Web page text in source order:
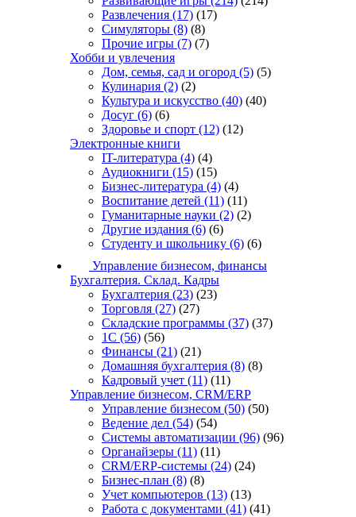
Развлечения (17) (17)
Симуляторы (8) (8)
Прочие игры (7) (7)
Хобби и увлечения
Дом, семья, сад и огород (5) (5)
Кулинария (2) (2)
Культура и искусство (40) (40)
Досуг (6) (6)
Здоровье и спорт (12) (12)
Электронные книги
IT-литература (4) (4)
Аудиокниги (15) (15)
Бизнес-литература (4) (4)
Воспитание детей (11) (11)
Гуманитарные науки (2) (2)
Другие издания (6) (6)
Студенту и школьнику (6) (6)
Управление бизнесом, финансы
Бухгалтерия. Склад. Кадры
Бухгалтерия (23) (23)
Торговля (27) (27)
Складские программы (37) (37)
1С (56) (56)
Финансы (21) (21)
Домашняя бухгалтерия (8) (8)
Кадровый учет (11) (11)
Управление бизнесом, CRM/ERP
Управление бизнесом (50) (50)
Ведение дел (54) (54)
Системы автоматизации (96) (96)
Органайзеры (11) (11)
CRM/ERP-системы (24) (24)
Бизнес-план (8) (8)
Учет компьютеров (13) (13)
Работа с документами (41) (41)